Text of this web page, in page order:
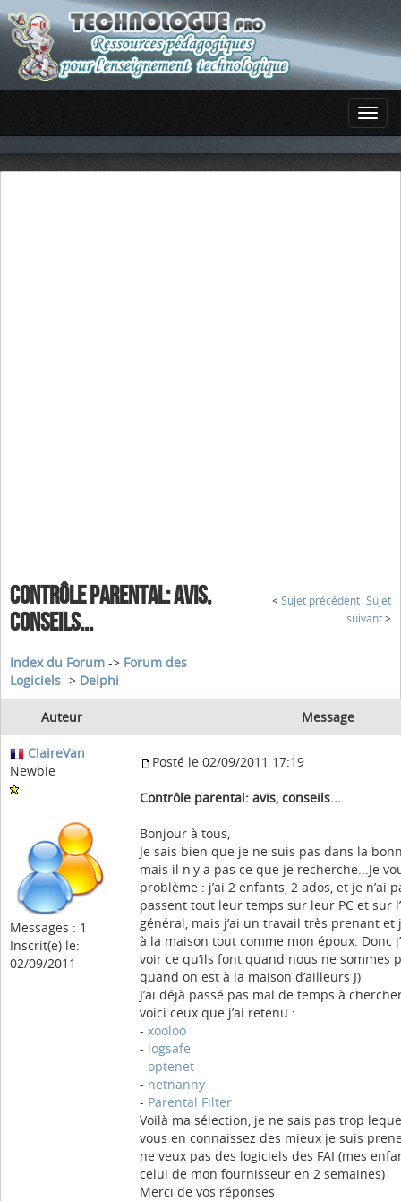
CONTRÔLE PARENTAL: AVIS,
CONSEILS...
< Sujet précédent Sujet
suivant >
Index du Forum -> Forum des
Logiciels -> Delphi
Auteur Message
ClaireVan
Newbie
Messages : 1
Inscrit(e) le:
02/09/2011
Posté le 02/09/2011 17:19
Contrôle parental: avis, conseils...
Bonjour à tous,
Je sais bien que je ne suis pas dans la
mais il n'y a pas ce que je recherche...Je
problème : j’ai 2 enfants, 2 ados, et je n’ai
passent tout leur temps sur leur PC et sur
général, mais j’ai un travail très prenant
à la maison tout comme mon époux. Donc
voir ce qu’ils font quand nous ne sommes
quand on est à la maison d’ailleurs J)
J’ai déjà passé pas mal de temps à
voici ceux que j’ai retenu :
- xooloo
- logsafe
- optenet
- netnanny
- Parental Filter
Voilà ma sélection, je ne sais pas trop
vous en connaissez des mieux je suis
ne veux pas des logiciels des FAI (mes
celui de mon fournisseur en 2 semaines)
Merci de vos réponses